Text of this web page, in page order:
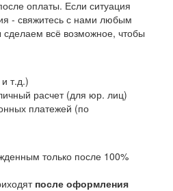
оплаты. Если ситуация
- свяжитесь с нами любым
всё возможное, чтобы
т.д.)
расчет (для юр. лиц)
платежей (по
только после 100%
после оформления